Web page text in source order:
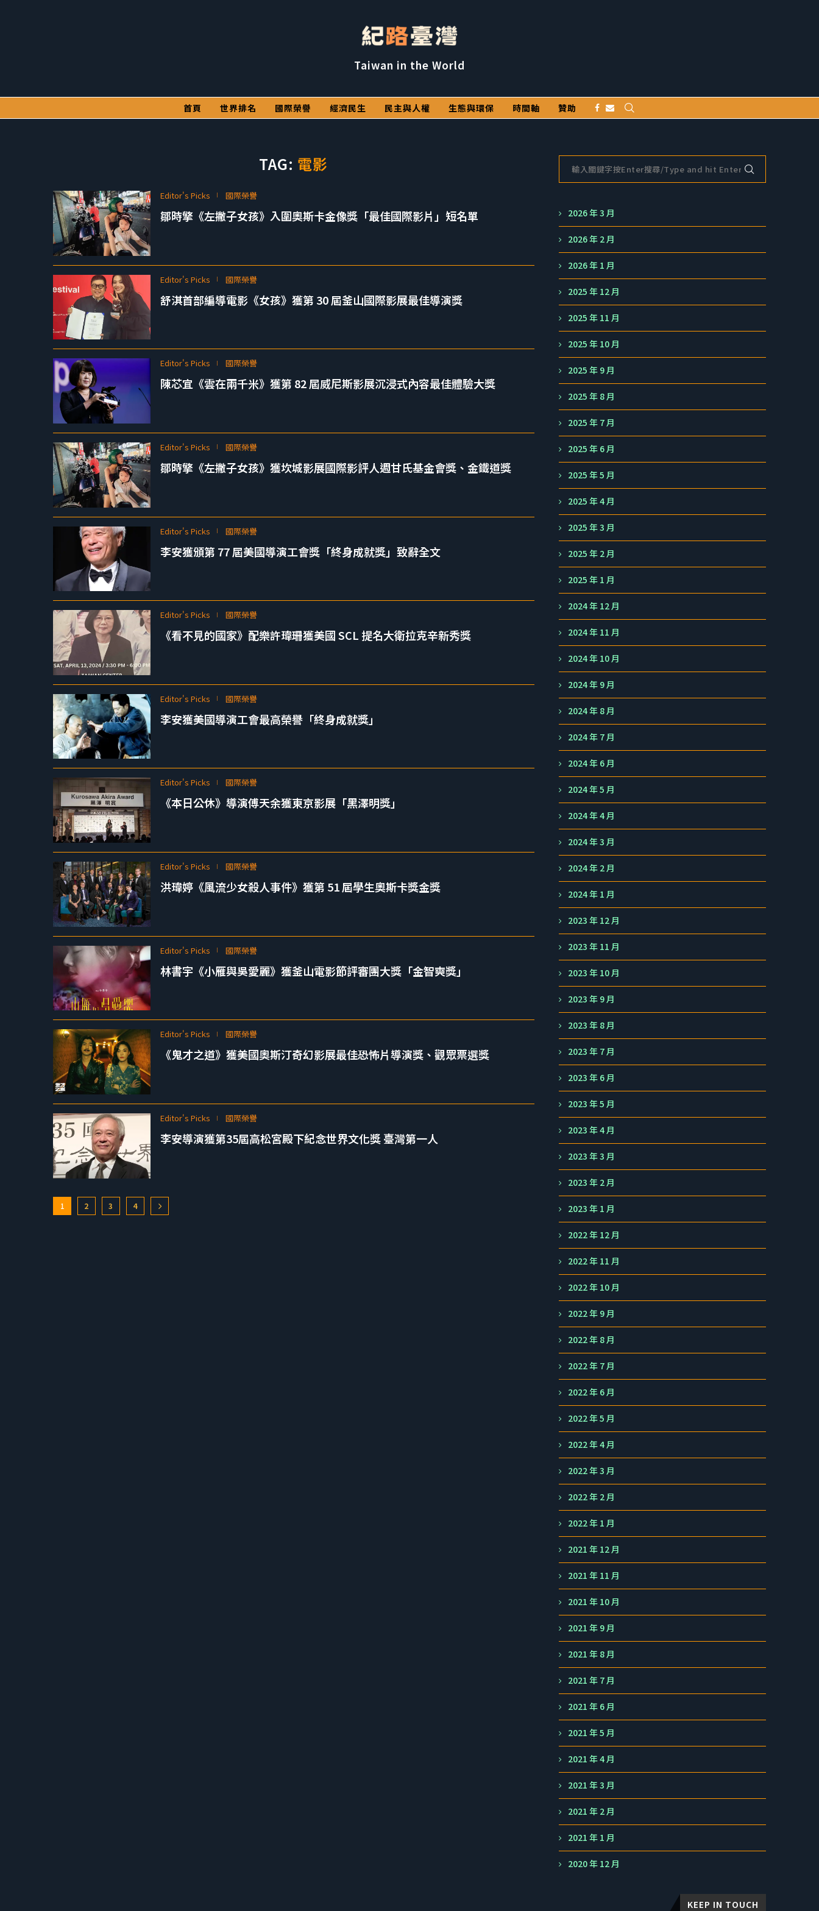
Taiwan in the World
首頁 世界排名 國際榮譽 經濟民生 民主與人權 生態與環保 時間軸 贊助
TAG: 電影
Editor's Picks 國際榮譽
鄒時擎《左撇子女孩》入圍奧斯卡金像獎「最佳國際影片」短名單
Editor's Picks 國際榮譽
舒淇首部編導電影《女孩》獲第 30 屆釜山國際影展最佳導演獎
Editor's Picks 國際榮譽
陳芯宜《雲在兩千米》獲第 82 屆威尼斯影展沉浸式內容最佳體驗大獎
Editor's Picks 國際榮譽
鄒時擎《左撇子女孩》獲坎城影展國際影評人週甘氏基金會獎、金鐵道獎
Editor's Picks 國際榮譽
李安獲頒第 77 屆美國導演工會獎「終身成就獎」致辭全文
Editor's Picks 國際榮譽
《看不見的國家》配樂許瑋珊獲美國 SCL 提名大衛拉克辛新秀獎
Editor's Picks 國際榮譽
李安獲美國導演工會最高榮譽「終身成就獎」
Editor's Picks 國際榮譽
《本日公休》導演傅天余獲東京影展「黑澤明獎」
Editor's Picks 國際榮譽
洪瑋婷《風流少女殺人事件》獲第 51 屆學生奧斯卡獎金獎
Editor's Picks 國際榮譽
林書宇《小雁與吳愛麗》獲釜山電影節評審團大獎「金智奭獎」
Editor's Picks 國際榮譽
《鬼才之道》獲美國奧斯汀奇幻影展最佳恐怖片導演獎、觀眾票選獎
Editor's Picks 國際榮譽
李安導演獲第35屆高松宮殿下紀念世界文化獎 臺灣第一人
1 2 3 4
2026 年 3 月
2026 年 2 月
2026 年 1 月
2025 年 12 月
2025 年 11 月
2025 年 10 月
2025 年 9 月
2025 年 8 月
2025 年 7 月
2025 年 6 月
2025 年 5 月
2025 年 4 月
2025 年 3 月
2025 年 2 月
2025 年 1 月
2024 年 12 月
2024 年 11 月
2024 年 10 月
2024 年 9 月
2024 年 8 月
2024 年 7 月
2024 年 6 月
2024 年 5 月
2024 年 4 月
2024 年 3 月
2024 年 2 月
2024 年 1 月
2023 年 12 月
2023 年 11 月
2023 年 10 月
2023 年 9 月
2023 年 8 月
2023 年 7 月
2023 年 6 月
2023 年 5 月
2023 年 4 月
2023 年 3 月
2023 年 2 月
2023 年 1 月
2022 年 12 月
2022 年 11 月
2022 年 10 月
2022 年 9 月
2022 年 8 月
2022 年 7 月
2022 年 6 月
2022 年 5 月
2022 年 4 月
2022 年 3 月
2022 年 2 月
2022 年 1 月
2021 年 12 月
2021 年 11 月
2021 年 10 月
2021 年 9 月
2021 年 8 月
2021 年 7 月
2021 年 6 月
2021 年 5 月
2021 年 4 月
2021 年 3 月
2021 年 2 月
2021 年 1 月
2020 年 12 月
KEEP IN TOUCH